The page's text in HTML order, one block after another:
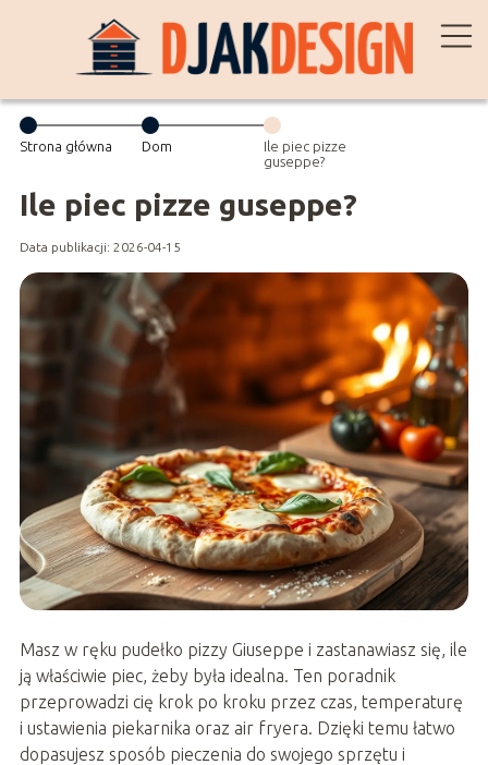
Strona główna Dom
Ile piec pizze
guseppe?
Ile piec pizze guseppe?
Data publikacji: 2026-04-15
Masz w ręku pudełko pizzy Giuseppe i zastanawiasz się, ile
ją właściwie piec, żeby była idealna. Ten poradnik
przeprowadzi cię krok po kroku przez czas, temperaturę
i ustawienia piekarnika oraz air fryera. Dzięki temu łatwo
dopasujesz sposób pieczenia do swojego sprzętu i